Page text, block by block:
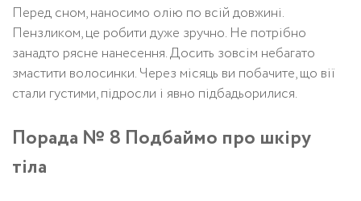
Перед сном, наносимо олію по всій довжині.
Пензликом, це робити дуже зручно. Не потрібно
занадто рясне нанесення. Досить зовсім небагато
змастити волосинки. Через місяць ви побачите, що вії
стали густими, підросли і явно підбадьорилися.
Порада № 8 Подбаймо про шкіру
тіла